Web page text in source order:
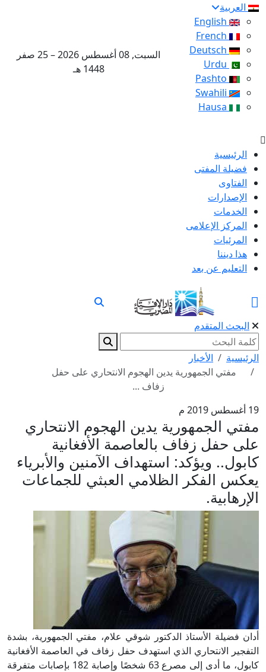
العربية
السبت, 08 أغسطس 2026 – 25 صفر
1448 هـ
الرئيسية
فضيلة المفتى
الفتاوى
الإصدارات
الخدمات
المركز الإعلامى
المرئيات
هذا ديننا
التعليم عن بعد
البحث المتقدم
الرئيسية
الأخبار
مفتي الجمهورية يدين الهجوم الانتحاري على حفل
زفاف ...
19 أغسطس 2019 م
مفتي الجمهورية يدين الهجوم الانتحاري
على حفل زفاف بالعاصمة الأفغانية
كابول.. ويؤكد: استهداف الآمنين والأبرياء
يعكس الفكر الظلامي العبثي للجماعات
الإرهابية.
أدان فضيلة الأستاذ الدكتور شوقي علام، مفتي الجمهورية، بشدة
التفجير الانتحاري الذي استهدف حفل زفاف في العاصمة الأفغانية
كابول، ما أدى إلى مصرع 63 شخصًا وإصابة 182 بإصابات متفرقة